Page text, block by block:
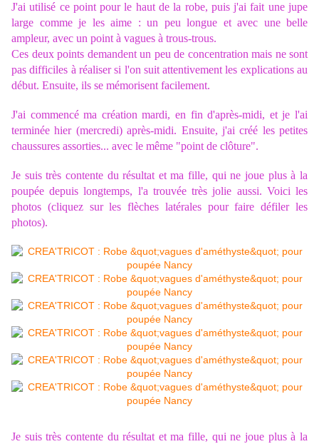
J'ai utilisé ce point pour le haut de la robe, puis j'ai fait une jupe
large comme je les aime : un peu longue et avec une belle
ampleur, avec un point à vagues à trous-trous.
Ces deux points demandent un peu de concentration mais ne sont
pas difficiles à réaliser si l'on suit attentivement les explications au
début. Ensuite, ils se mémorisent facilement.
J'ai commencé ma création mardi, en fin d'après-midi, et je l'ai
terminée hier (mercredi) après-midi. Ensuite, j'ai créé les petites
chaussures assorties... avec le même "point de clôture".
Je suis très contente du résultat et ma fille, qui ne joue plus à la
poupée depuis longtemps, l'a trouvée très jolie aussi. Voici les
photos (cliquez sur les flèches latérales pour faire défiler les
photos).
Je suis très contente du résultat et ma fille, qui ne joue plus à la